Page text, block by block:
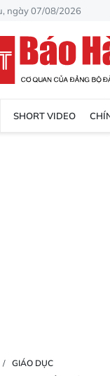
ngày 07/08/2026
SHORT VIDEO
GIÁO DỤC